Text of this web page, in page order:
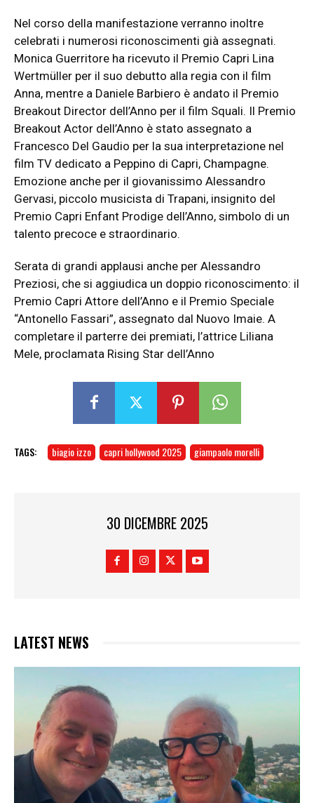
Nel corso della manifestazione verranno inoltre
celebrati i numerosi riconoscimenti già assegnati.
Monica Guerritore ha ricevuto il Premio Capri Lina
Wertmüller per il suo debutto alla regia con il film
Anna, mentre a Daniele Barbiero è andato il Premio
Breakout Director dell’Anno per il film Squali. Il Premio
Breakout Actor dell’Anno è stato assegnato a
Francesco Del Gaudio per la sua interpretazione nel
film TV dedicato a Peppino di Capri, Champagne.
Emozione anche per il giovanissimo Alessandro
Gervasi, piccolo musicista di Trapani, insignito del
Premio Capri Enfant Prodige dell’Anno, simbolo di un
talento precoce e straordinario.
Serata di grandi applausi anche per Alessandro
Preziosi, che si aggiudica un doppio riconoscimento: il
Premio Capri Attore dell’Anno e il Premio Speciale
“Antonello Fassari”, assegnato dal Nuovo Imaie. A
completare il parterre dei premiati, l’attrice Liliana
Mele, proclamata Rising Star dell’Anno
TAGS: biagio izzo capri hollywood 2025 giampaolo morelli
30 DICEMBRE 2025
LATEST NEWS